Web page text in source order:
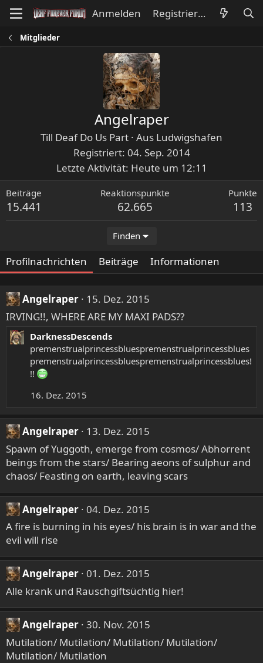
Anmelden Registrieren
Mitglieder
Angelraper
Till Deaf Do Us Part · Aus Ludwigshafen
Registriert 04. Sep. 2014
Letzte Aktivität Heute um 12:11
Beiträge
15.441
Reaktionspunkte
62.665
Punkte
113
Finden
Profilnachrichten Beiträge Informationen
Angelraper
15. Dez. 2015
IRVING!!, WHERE ARE MY MAXI PADS??
DarknessDescends
premenstrualprincessbluespremenstrualprincessblues
premenstrualprincessbluespremenstrualprincessblues!
!!
16. Dez. 2015
Angelraper
13. Dez. 2015
Spawn of Yuggoth, emerge from cosmos/ Abhorrent
beings from the stars/ Bearing aeons of sulphur and
chaos/ Feasting on earth, leaving scars
Angelraper 04. Dez. 2015
A fire is burning in his eyes/ his brain is in war and the
evil will rise
Angelraper 01. Dez. 2015
Alle krank und Rauschgiftsüchtig hier!
Angelraper 30. Nov. 2015
Mutilation/ Mutilation/ Mutilation/ Mutilation/
Mutilation/ Mutilation